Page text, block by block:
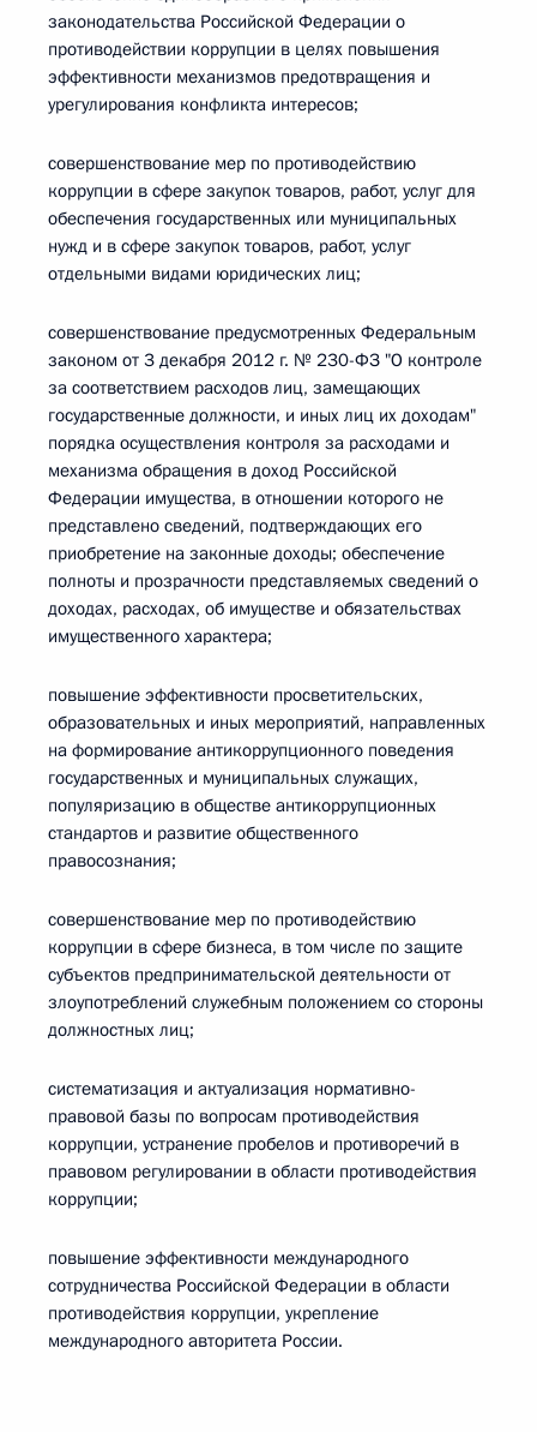
законодательства Российской Федерации о
противодействии коррупции в целях повышения
эффективности механизмов предотвращения и
урегулирования конфликта интересов;
совершенствование мер по противодействию
коррупции в сфере закупок товаров, работ, услуг для
обеспечения государственных или муниципальных
нужд и в сфере закупок товаров, работ, услуг
отдельными видами юридических лиц;
совершенствование предусмотренных Федеральным
законом от 3 декабря 2012 г. № 230-ФЗ "О контроле
за соответствием расходов лиц, замещающих
государственные должности, и иных лиц их доходам"
порядка осуществления контроля за расходами и
механизма обращения в доход Российской
Федерации имущества, в отношении которого не
представлено сведений, подтверждающих его
приобретение на законные доходы; обеспечение
полноты и прозрачности представляемых сведений о
доходах, расходах, об имуществе и обязательствах
имущественного характера;
повышение эффективности просветительских,
образовательных и иных мероприятий, направленных
на формирование антикоррупционного поведения
государственных и муниципальных служащих,
популяризацию в обществе антикоррупционных
стандартов и развитие общественного
правосознания;
совершенствование мер по противодействию
коррупции в сфере бизнеса, в том числе по защите
субъектов предпринимательской деятельности от
злоупотреблений служебным положением со стороны
должностных лиц;
систематизация и актуализация нормативно-
правовой базы по вопросам противодействия
коррупции, устранение пробелов и противоречий в
правовом регулировании в области противодействия
коррупции;
повышение эффективности международного
сотрудничества Российской Федерации в области
противодействия коррупции, укрепление
международного авторитета России.